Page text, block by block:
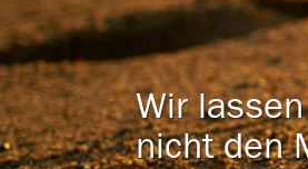
Wir
nicht den